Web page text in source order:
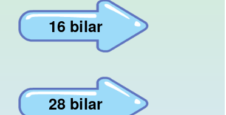
16 bilar
28 bilar